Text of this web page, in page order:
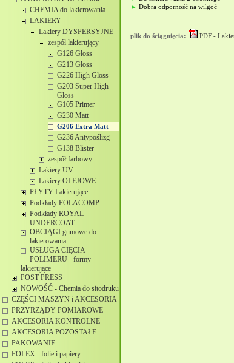
CHEMIA do lakierowania
LAKIERY
Lakiery DYSPERSYJNE
zespół lakierujący
G126 Gloss
G213 Gloss
G226 High Gloss
G203 Super High
Gloss
G105 Primer
G230 Matt
G206 Extra Matt
G236 Antypoślizg
G138 Blister
zespół farbowy
Lakiery UV
Lakiery OLEJOWE
PŁYTY Lakierujące
Podkłady FOLACOMP
Podkłady ROYAL
UNDERCOAT
OBCIĄGI gumowe do
lakierowania
USŁUGA CIĘCIA
POLIMERU - formy
lakierujące
POST PRESS
NOWOŚĆ - Chemia do sitodruku
CZĘŚCI MASZYN i AKCESORIA
PRZYRZĄDY POMIAROWE
AKCESORIA KONTROLNE
AKCESORIA POZOSTAŁE
PAKOWANIE
FOLEX - folie i papiery
► Dobra odporność na wilgoć
plik do ściągnięcia: PDF -